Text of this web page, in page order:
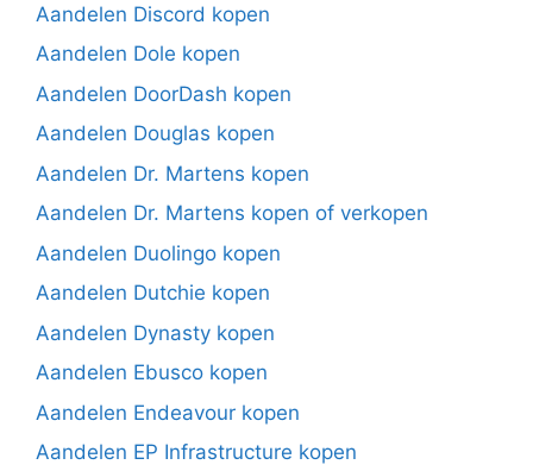
Aandelen Discord kopen
Aandelen Dole kopen
Aandelen DoorDash kopen
Aandelen Douglas kopen
Aandelen Dr. Martens kopen
Aandelen Dr. Martens kopen of verkopen
Aandelen Duolingo kopen
Aandelen Dutchie kopen
Aandelen Dynasty kopen
Aandelen Ebusco kopen
Aandelen Endeavour kopen
Aandelen EP Infrastructure kopen